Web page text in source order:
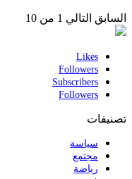
السابق التالي 1 من 10
Likes
Followers
Subscribers
Followers
تصنيفات
سياسة
مجتمع
رياضة